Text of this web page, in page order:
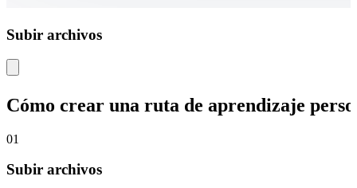
Subir archivos
Cómo crear una ruta de aprendizaje
01
Subir archivos